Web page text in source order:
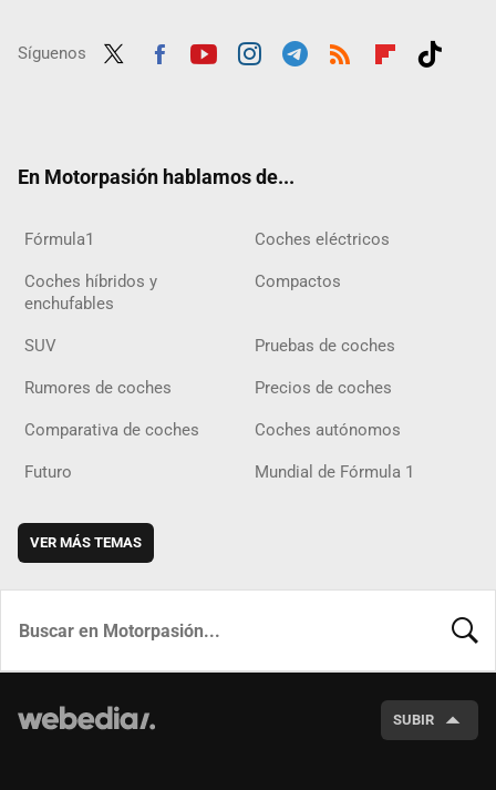
Síguenos
En Motorpasión hablamos de...
Fórmula1 Coches eléctricos
Coches híbridos y
enchufables
Compactos
SUV Pruebas de coches
Rumores de coches Precios de coches
Comparativa de coches Coches autónomos
Futuro Mundial de Fórmula 1
VER MÁS TEMAS
SUBIR